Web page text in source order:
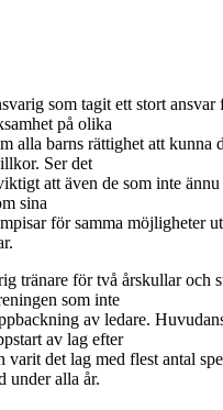
som tagit ett stort
på olika
alla barns rättighet att kunna
Ser det
att även de som inte
sina
för samma möjligheter
tränare för två årskullar och
som inte
av ledare.
av lag efter
varit det lag med flest antal
under alla år.